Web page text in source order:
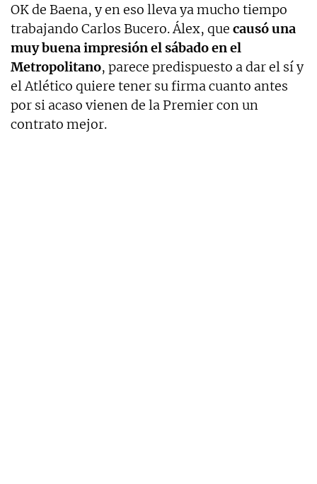
OK de Baena, y en eso lleva ya mucho tiempo
trabajando Carlos Bucero. Álex, que causó una
muy buena impresión el sábado en el
Metropolitano, parece predispuesto a dar el sí y
el Atlético quiere tener su firma cuanto antes
por si acaso vienen de la Premier con un
contrato mejor.